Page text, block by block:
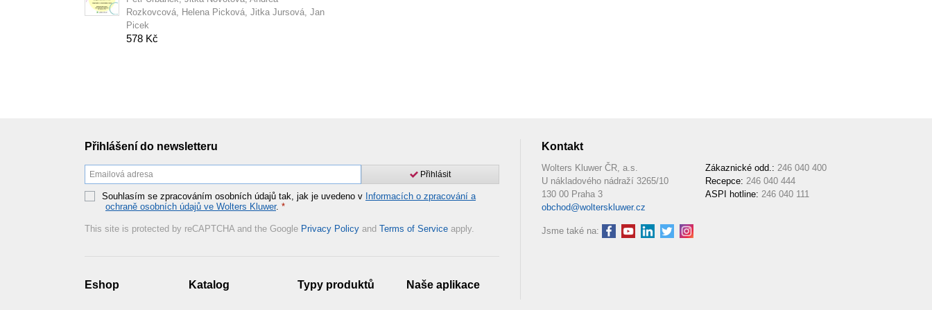
Rozkovcová, Helena Picková, Jitka Jursová, Jan
Picek
578 Kč
Přihlášení do newsletteru
Přihlásit
Souhlasím se zpracováním osobních údajů tak, jak je uvedeno v Informacích o zpracování a
ochraně osobních údajů ve Wolters Kluwer. *
This site is protected by reCAPTCHA and the Google Privacy Policy and Terms of Service apply.
Eshop Katalog Typy produktů Naše aplikace
Kontakt
Wolters Kluwer ČR, a.s.
U nákladového nádraží 3265/10
130 00 Praha 3
obchod@wolterskluwer.cz
Zákaznické odd.: 246 040 400
Recepce: 246 040 444
ASPI hotline: 246 040 111
Jsme také na: